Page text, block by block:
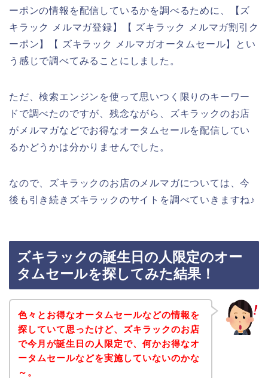
ーポンの情報を配信しているかを調べるために、【ズ
キラック メルマガ登録】【 ズキラック メルマガ割引ク
ーポン】【 ズキラック メルマガオータムセール】とい
う感じで調べてみることにしました。
ただ、検索エンジンを使って思いつく限りのキーワー
ドで調べたのですが、残念ながら、ズキラックのお店
がメルマガなどでお得なオータムセールを配信してい
るかどうかは分かりませんでした。
なので、ズキラックのお店のメルマガについては、今
後も引き続きズキラックのサイトを調べていきますね♪
ズキラックの誕生日の人限定のオー
タムセールを探してみた結果！
色々とお得なオータムセールなどの情報を
探していて思ったけど、ズキラックのお店
で今月が誕生日の人限定で、何かお得なオ
ータムセールなどを実施していないのかな
～。